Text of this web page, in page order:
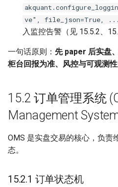
ve", file_json=True,
入监控告警（见 15.5.2、
一句话原则： 先 paper 后实盘
柜台回报为准、风控与可观测性
15.2 订单管理系统
Management
OMS 是实盘交易的核心，负责
态。
15.2.1 订单状态机